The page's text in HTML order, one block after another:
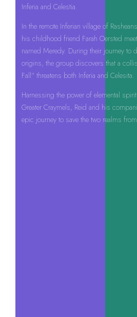
Inferia and Celestia.
In the remote Inferian village of
his childhood friend Farah Oersted
named Meredy. During their journey to
origins, the group discovers that a
Fall" threatens both Inferia and Celesita.
Harnessing the power of elemental
Greater Craymels, Reid and his
epic journey to save the two realms